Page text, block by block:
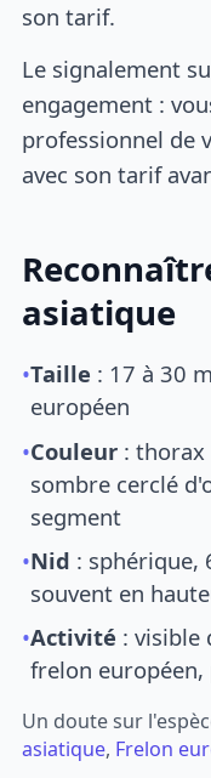
son tarif.
Le signalement
engagement :
professionnel de
avec son tarif
asiatique
•Taille : 17 à 30
européen
•Couleur : thorax
sombre cerclé
segment
•Nid : sphérique,
souvent en
•Activité : visible
frelon européen,
Un doute sur
asiatique, Frelon